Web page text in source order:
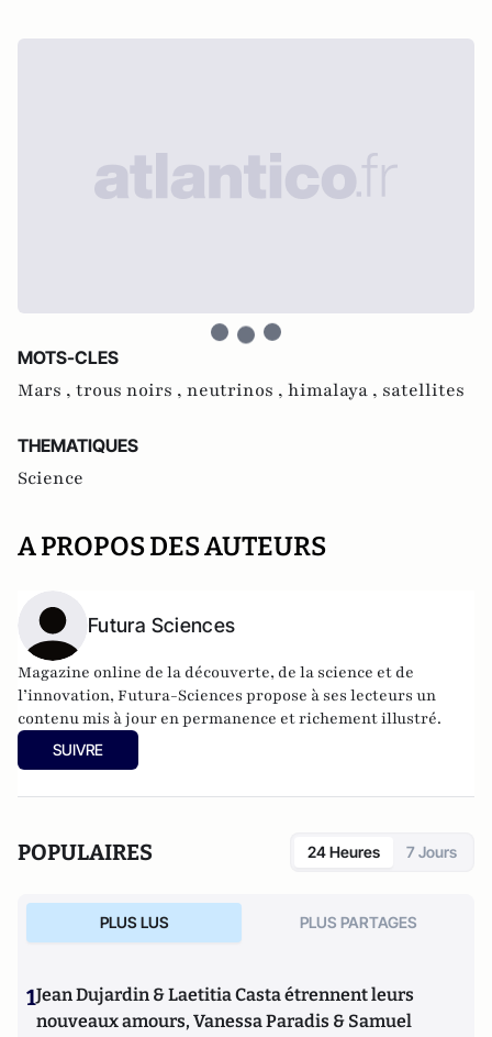
MOTS-CLES
Mars , trous noirs , neutrinos , himalaya , satellites
THEMATIQUES
Science
A PROPOS DES AUTEURS
Futura Sciences
Magazine online de la découverte, de la science et de
l’innovation, Futura-Sciences propose à ses lecteurs un
contenu mis à jour en permanence et richement illustré.
SUIVRE
POPULAIRES 24 Heures 7 Jours
PLUS LUS PLUS PARTAGES
1Jean Dujardin & Laetitia Casta étrennent leurs
nouveaux amours, Vanessa Paradis & Samuel